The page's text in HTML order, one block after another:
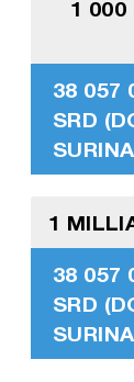
1 000
38 057
SRD
1
38 057
SRD